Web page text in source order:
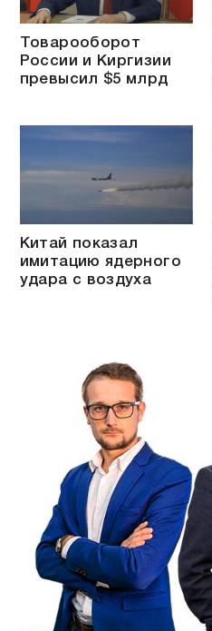
Товарооборот
России и Киргизии
превысил $5 млрд
Китай показал
имитацию ядерного
удара с воздуха